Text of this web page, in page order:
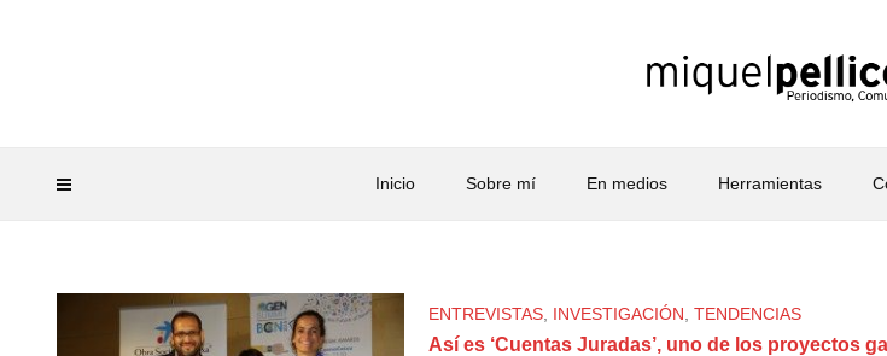
Inicio Sobre mí En medios Herramientas
ENTREVISTAS INVESTIGACIÓN TENDENCIAS
Así es ‘Cuentas Juradas’, uno de los proyectos